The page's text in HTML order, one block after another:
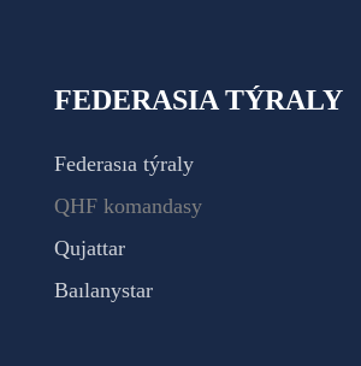
FEDERASIA TÝRALY
Federasıa týraly
QHF komandasy
Qujattar
Baılanystar